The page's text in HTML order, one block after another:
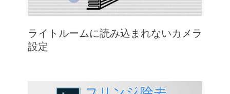
ライトルームに読み込まれないカメラ
設定